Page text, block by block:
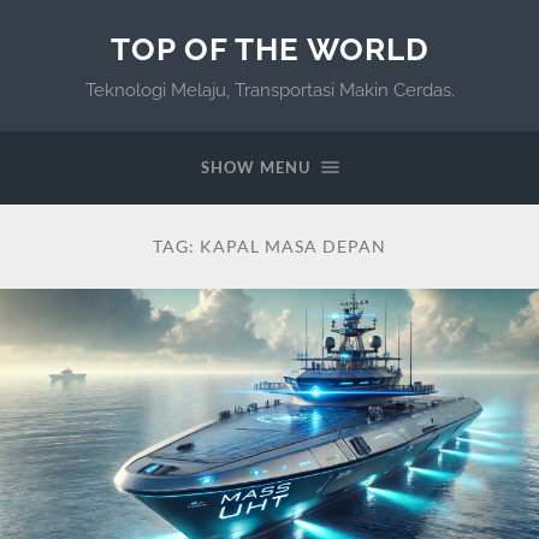
TOP OF THE WORLD
Teknologi Melaju, Transportasi Makin Cerdas.
SHOW MENU
TAG: KAPAL MASA DEPAN